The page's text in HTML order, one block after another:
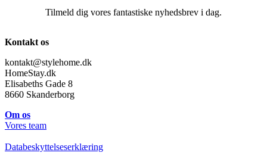
Tilmeld dig vores fantastiske nyhedsbrev i dag.
Kontakt os
kontakt@stylehome.dk
HomeStay.dk
Elisabeths Gade 8
8660 Skanderborg
Om os
Vores team
Databeskyttelseserklæring